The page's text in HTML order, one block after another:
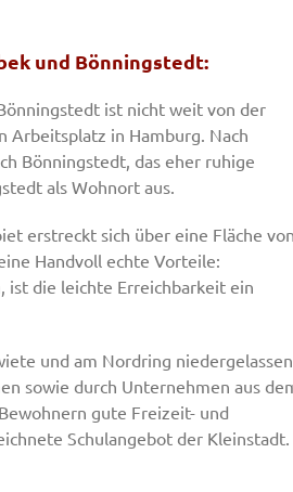
und Bönningstedt:
ist nicht weit von der
Arbeitsplatz in Hamburg. Nach
Bönningstedt, das eher ruhige
als Wohnort aus.
erstreckt sich über eine Fläche
Handvoll echte Vorteile:
ist die leichte Erreichbarkeit ein
und am Nordring
sowie durch Unternehmen aus
gute Freizeit- und
Schulangebot der Kleinstadt.